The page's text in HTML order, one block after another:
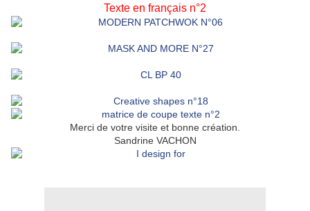
Texte en français n°2
Merci de votre visite et bonne création.
Sandrine VACHON